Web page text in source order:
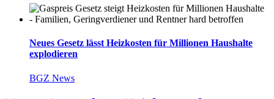
Neues Gesetz lässt Heizkosten für Millionen Haushalte
explodieren
BGZ News